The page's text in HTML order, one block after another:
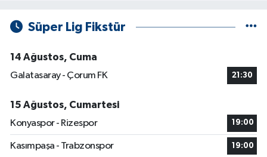
Süper Lig Fikstür
14 Ağustos, Cuma
Galatasaray - Çorum FK
21:30
15 Ağustos, Cumartesi
Konyaspor - Rizespor
19:00
Kasımpaşa - Trabzonspor 19:00